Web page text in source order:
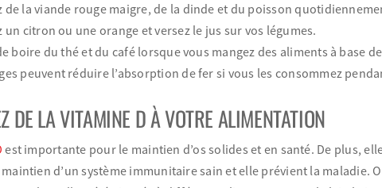
de la viande rouge maigre, de la dinde et du poisson
un citron ou une orange et versez le jus sur vos légumes.
boire du thé et du café lorsque vous mangez des aliments à base
peuvent réduire l’absorption de fer si vous les consommez
DE LA VITAMINE D À VOTRE ALIMENTATION
est importante pour le maintien d’os solides et en santé. De plus,
d’un système immunitaire sain et elle prévient la maladie.